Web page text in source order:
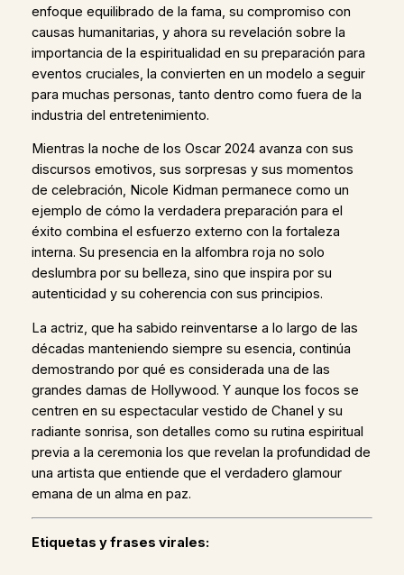
enfoque equilibrado de la fama, su compromiso con
causas humanitarias, y ahora su revelación sobre la
importancia de la espiritualidad en su preparación para
eventos cruciales, la convierten en un modelo a seguir
para muchas personas, tanto dentro como fuera de la
industria del entretenimiento.
Mientras la noche de los Oscar 2024 avanza con sus
discursos emotivos, sus sorpresas y sus momentos
de celebración, Nicole Kidman permanece como un
ejemplo de cómo la verdadera preparación para el
éxito combina el esfuerzo externo con la fortaleza
interna. Su presencia en la alfombra roja no solo
deslumbra por su belleza, sino que inspira por su
autenticidad y su coherencia con sus principios.
La actriz, que ha sabido reinventarse a lo largo de las
décadas manteniendo siempre su esencia, continúa
demostrando por qué es considerada una de las
grandes damas de Hollywood. Y aunque los focos se
centren en su espectacular vestido de Chanel y su
radiante sonrisa, son detalles como su rutina espiritual
previa a la ceremonia los que revelan la profundidad de
una artista que entiende que el verdadero glamour
emana de un alma en paz.
Etiquetas y frases virales: